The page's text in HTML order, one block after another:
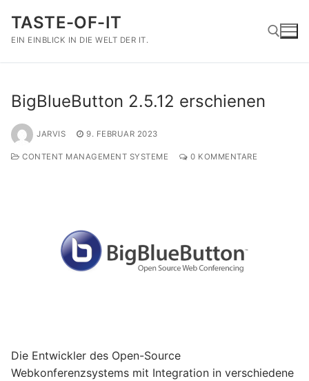
Inhalt
springen
TASTE-OF-IT
EIN EINBLICK IN DIE WELT DER IT.
BigBlueButton 2.5.12 erschienen
JARVIS 9. FEBRUAR 2023
CONTENT MANAGEMENT SYSTEME 0 KOMMENTARE
Die Entwickler des Open-Source
Webkonferenzsystems mit Integration in verschiedene